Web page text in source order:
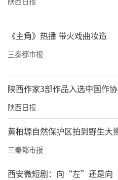
《主角》热播 带火戏曲妆造
三秦都市报
陕西作家3部作品入选中国作
陕西日报
黄柏塬自然保护区拍到野生大
三秦都市报
西安微短剧：向“左”还是